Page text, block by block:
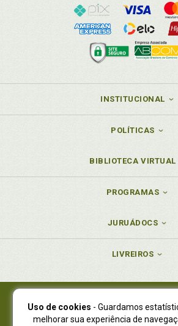
INSTITUCIONAL
POLÍTICAS
BIBLIOTECA VIRTUAL
PROGRAMAS
JURUÁDOCS
LIVREIROS
Juruá Editora Ltda., CNPJ
Juruá Informática Ltda., CNPJ
Uso de cookies - Guardamos
melhorar sua experiência de